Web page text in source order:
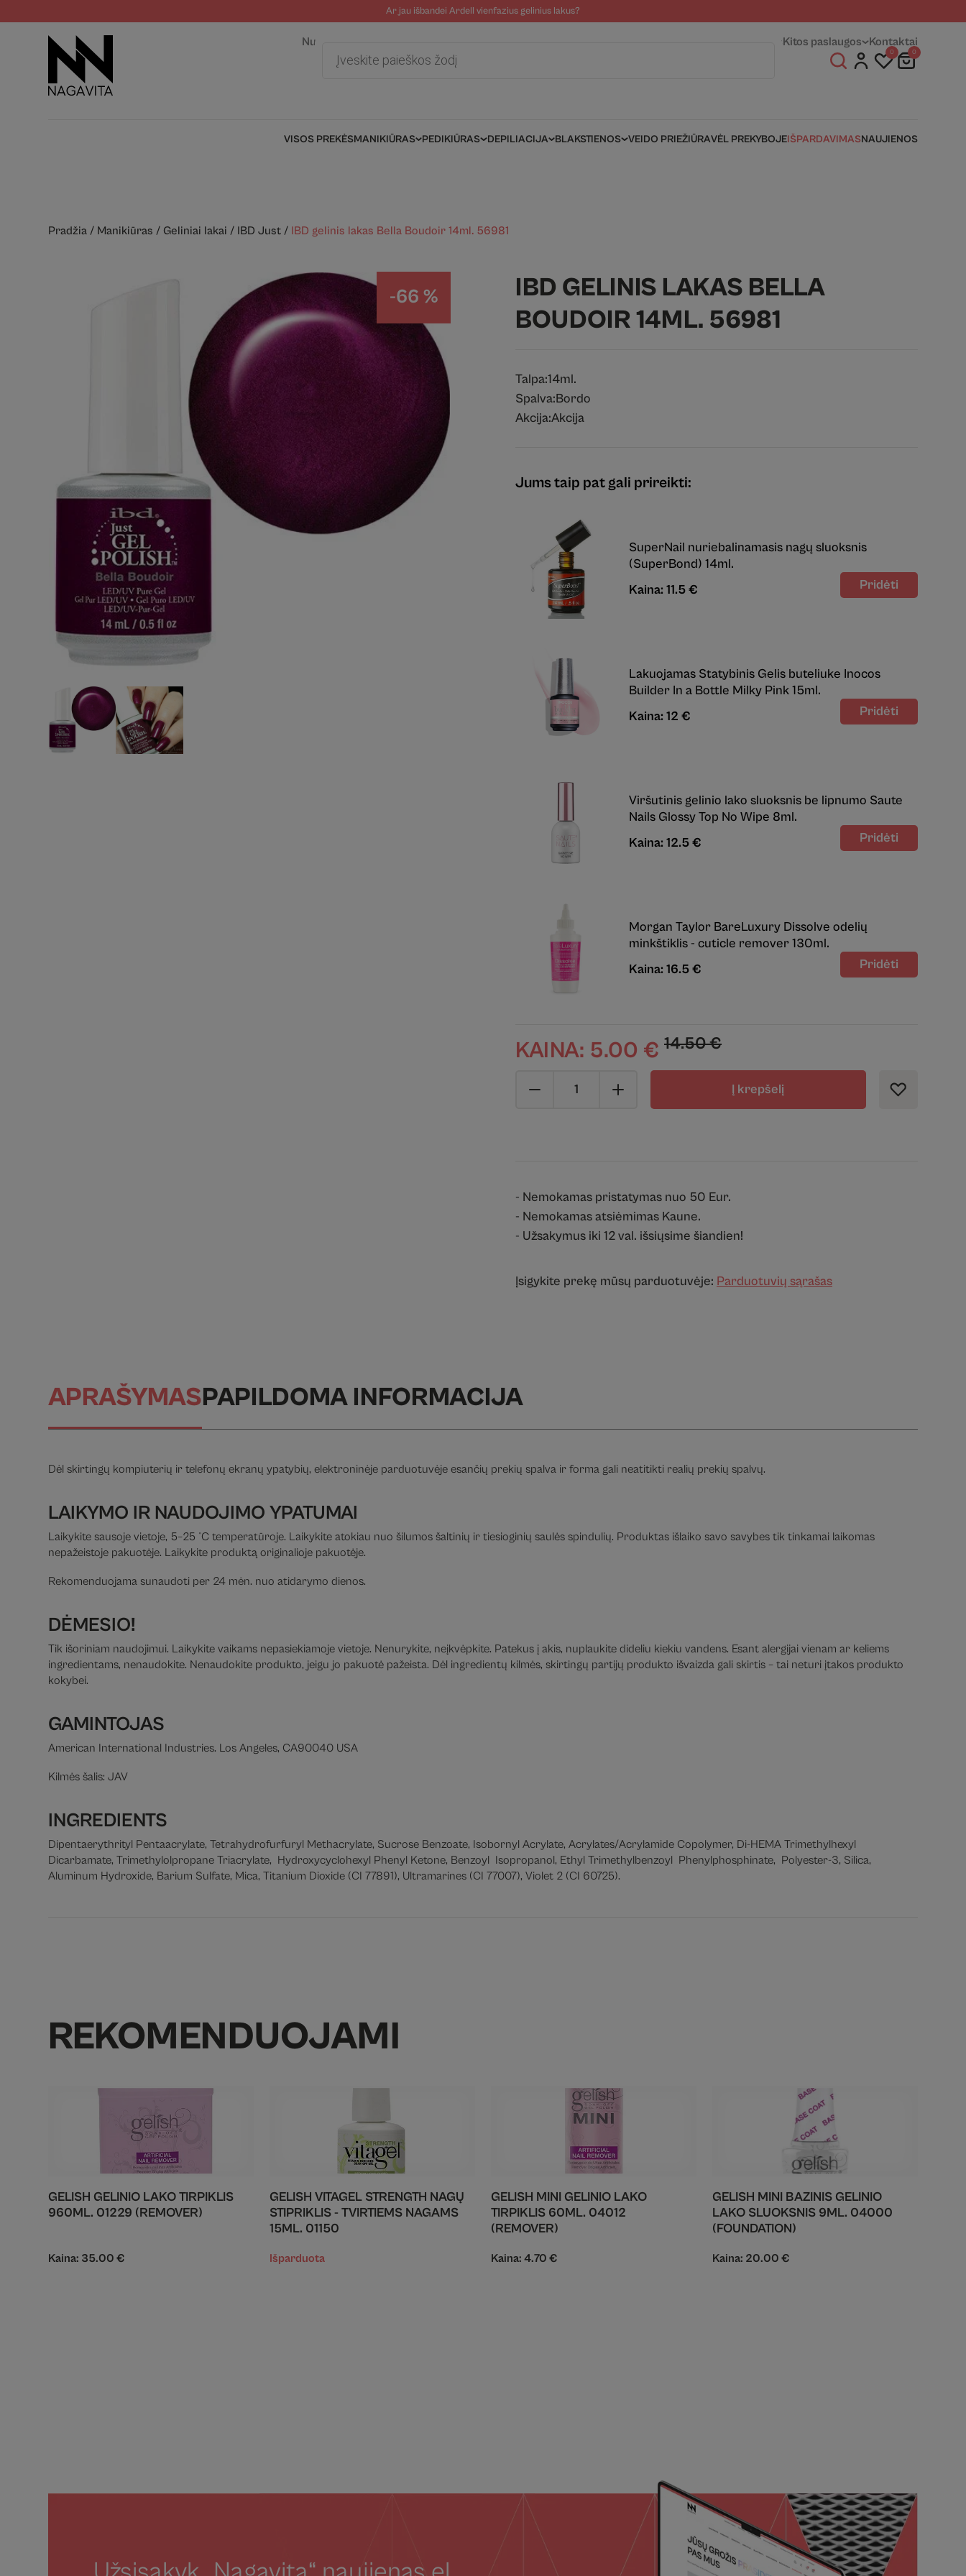
Ar jau išbandei Ardell vienfazius gelinius lakus?
Nuotolinė pagalba Fizinės parduotuvėsKitos paslaugos Kontaktai
search
0 0
VISOS PREKĖSMANIKIŪRAS PEDIKIŪRAS DEPILIACIJA BLAKSTIENOS VEIDO PRIEŽIŪRAVĖL PREKYBOJEIŠPARDAVIMASNAUJIENOS
Pradžia / Manikiūras / Geliniai lakai / IBD Just / IBD gelinis lakas Bella Boudoir 14ml. 56981
-66 %
IBD GELINIS LAKAS BELLA
BOUDOIR 14ML. 56981
Talpa:14ml.
Spalva:Bordo
Akcija:Akcija
Jums taip pat gali prireikti:
SuperNail nuriebalinamasis nagų sluoksnis
(SuperBond) 14ml.
Kaina: 11.5 €
Lakuojamas Statybinis Gelis buteliuke Inocos
Builder In a Bottle Milky Pink 15ml.
Kaina: 12 €
Viršutinis gelinio lako sluoksnis be lipnumo Saute
Nails Glossy Top No Wipe 8ml.
Kaina: 12.5 €
Morgan Taylor BareLuxury Dissolve odelių
minkštiklis - cuticle remover 130ml.
Kaina: 16.5 €
KAINA: 5.00 € 14.50€
Į krepšelį
- Nemokamas pristatymas nuo 50 Eur.
- Nemokamas atsiėmimas Kaune.
- Užsakymus iki 12 val. išsiųsime šiandien!
Įsigykite prekę mūsų parduotuvėje: Parduotuvių sąrašas
APRAŠYMASPAPILDOMA INFORMACIJA
Dėl skirtingų kompiuterių ir telefonų ekranų ypatybių, elektroninėje parduotuvėje esančių prekių spalva ir forma gali neatitikti realių prekių spalvų.
LAIKYMO IR NAUDOJIMO YPATUMAI
Laikykite sausoje vietoje, 5–25 °C temperatūroje. Laikykite atokiau nuo šilumos šaltinių ir tiesioginių saulės spindulių. Produktas išlaiko savo savybes tik tinkamai laikomas
nepažeistoje pakuotėje. Laikykite produktą originalioje pakuotėje.
Rekomenduojama sunaudoti per 24 mėn. nuo atidarymo dienos.
DĖMESIO!
Tik išoriniam naudojimui. Laikykite vaikams nepasiekiamoje vietoje. Nenurykite, neįkvėpkite. Patekus į akis, nuplaukite dideliu kiekiu vandens. Esant alergijai vienam ar keliems
ingredientams, nenaudokite. Nenaudokite produkto, jeigu jo pakuotė pažeista. Dėl ingredientų kilmės, skirtingų partijų produkto išvaizda gali skirtis – tai neturi įtakos produkto
kokybei.
GAMINTOJAS
American International Industries. Los Angeles, CA90040 USA
Kilmės šalis: JAV
INGREDIENTS
Dipentaerythrityl Pentaacrylate, Tetrahydrofurfuryl Methacrylate, Sucrose Benzoate, Isobornyl Acrylate, Acrylates/Acrylamide Copolymer, Di-HEMA Trimethylhexyl
Dicarbamate, Trimethylolpropane Triacrylate, Hydroxycyclohexyl Phenyl Ketone, Benzoyl Isopropanol, Ethyl Trimethylbenzoyl Phenylphosphinate, Polyester-3, Silica,
Aluminum Hydroxide, Barium Sulfate, Mica, Titanium Dioxide (CI 77891), Ultramarines (CI 77007), Violet 2 (CI 60725).
REKOMENDUOJAMI
GELISH GELINIO LAKO TIRPIKLIS
960ML. 01229 (REMOVER)
Kaina: 35.00€
GELISH VITAGEL STRENGTH NAGŲ
STIPRIKLIS - TVIRTIEMS NAGAMS
15ML. 01150
Išparduota
GELISH MINI GELINIO LAKO
TIRPIKLIS 60ML. 04012
(REMOVER)
Kaina:4.70€
GELISH MINI BAZINIS GELINIO
LAKO SLUOKSNIS 9ML. 04000
(FOUNDATION)
Kaina: 20.00€